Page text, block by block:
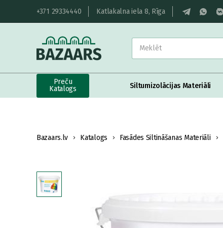
+371 29334440 Katlakalna iela 8, Rīga
Preču
Katalogs
Siltumizolācijas Materiāli
Bazaars.lv Katalogs Fasādes Siltināšanas Materiāli